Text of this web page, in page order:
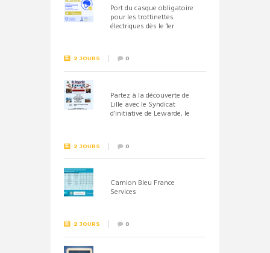
Port du casque obligatoire
pour les trottinettes
électriques dès le 1er
2 JOURS 0
Partez à la découverte de
Lille avec le Syndicat
d’initiative de Lewarde, le
2 JOURS 0
Camion Bleu France
Services
2 JOURS 0